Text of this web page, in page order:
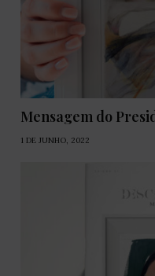
Mensagem do
1 DE JUNHO, 2022